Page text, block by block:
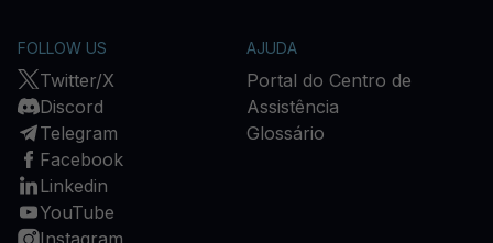
FOLLOW US
Twitter/X
Discord
Telegram
Facebook
Linkedin
YouTube
Instagram
AJUDA
Portal do Centro de
Assistência
Glossário